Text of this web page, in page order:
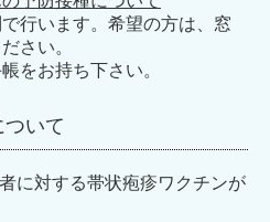
行います。希望の方は、窓
さい。
をお持ち下さい。
いて
に対する帯状疱疹ワクチンが